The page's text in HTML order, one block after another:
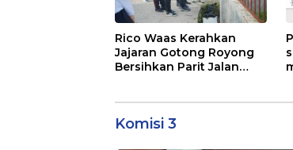
Rico Waas Kerahkan
Jajaran Gotong Royong
Bersihkan Parit Jalan
Komisi 3